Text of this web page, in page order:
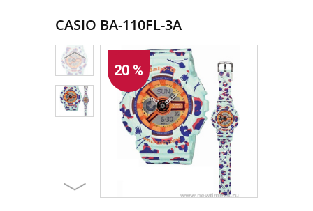
CASIO BA-110FL-3A
20 %